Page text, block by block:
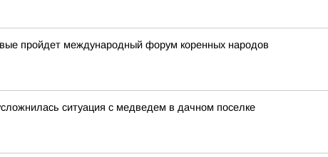
пройдет международный форум коренных народов
ситуация с медведем в дачном поселке